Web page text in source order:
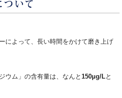
によって、長い時間をかけて磨き上げ
ウム」の含有量は、なんと 150μg/Lと